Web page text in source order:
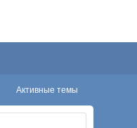
Активные темы